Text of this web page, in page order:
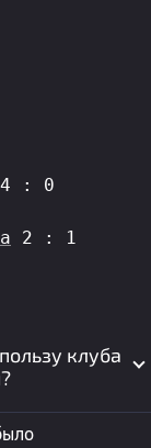
4 : 0
2 : 1
клуба